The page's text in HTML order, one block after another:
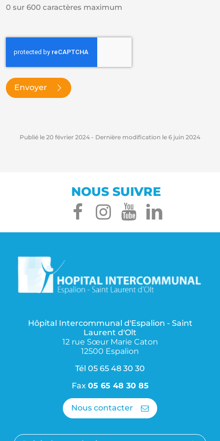
0 sur 600 caractères maximum
Envoyer
Publié le 20 février 2024 - Dernière modification le 6 juin 2024
NOUS SUIVRE
facebook
instagram
youtube
Hôpital Intercommunal d'Espalion - Saint
Laurent d'Olt
12 rue Sœur Marie Caton
12500 Espalion
Tél 05 65 48 30 30
Fax 05 65 48 30 85
Nous contacter